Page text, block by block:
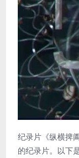
纪录片《纵横捭
的纪录片。以下